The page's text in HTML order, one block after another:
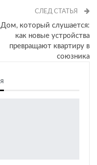
СЛЕД СТАТЬЯ
Дом, который слушается:
как новые устройства
превращают квартиру в
союзника